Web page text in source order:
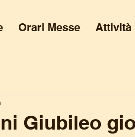
Orari Messe Attività
Giubileo